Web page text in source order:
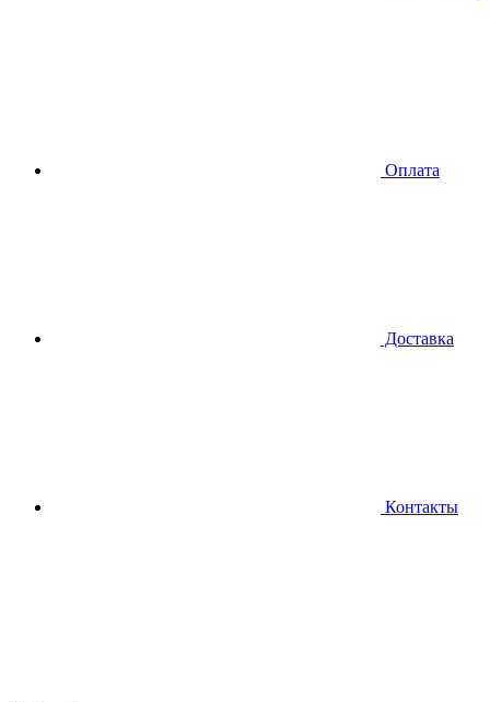
Оплата
Доставка
Контакты